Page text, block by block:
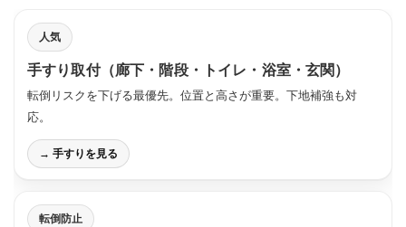
人気
手すり取付（廊下・階段・トイレ・浴室・玄関）
転倒リスクを下げる最優先。位置と高さが重要。下地補強も対
応。
→ 手すりを見る
転倒防止